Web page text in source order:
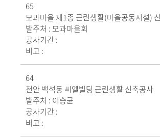
65
모과마을 제1종 근린생활(마을공동시설)
발주처 :모과마을회
공사기간 :
비고 :
64
천안 백석동 씨엘빌딩 근린생활 신축공사
발주처 : 이승균
공사기간 :
비고 :